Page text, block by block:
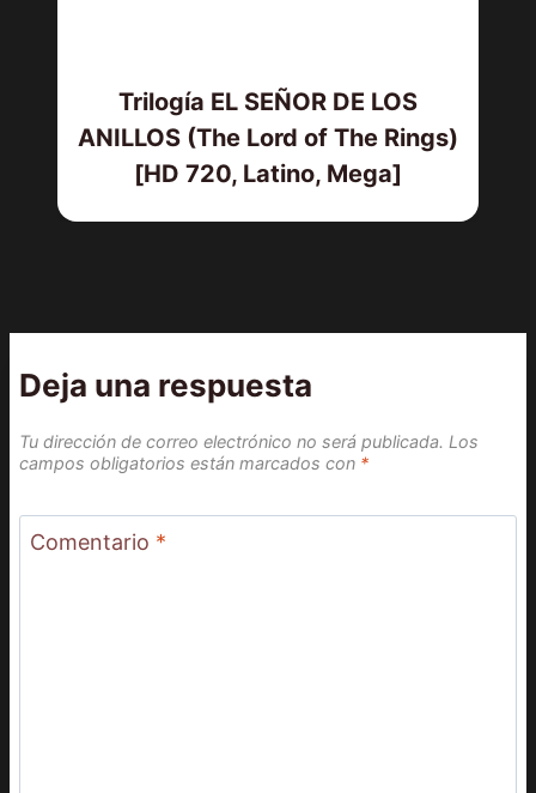
Trilogía EL SEÑOR DE LOS
ANILLOS (The Lord of The Rings)
[HD 720, Latino, Mega]
Deja una respuesta
Tu dirección de correo electrónico no será publicada. Los
campos obligatorios están marcados con *
Comentario *